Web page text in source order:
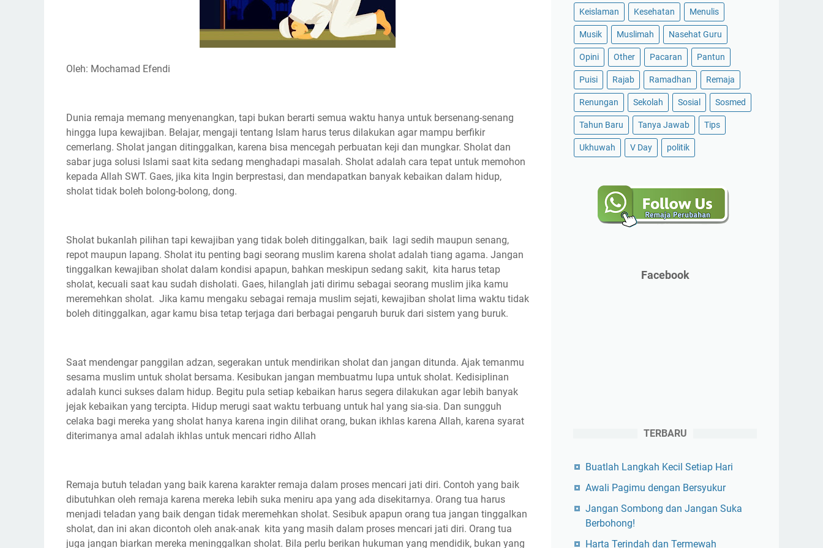
Oleh: Mochamad Efendi
Dunia remaja memang menyenangkan, tapi bukan berarti semua waktu hanya untuk bersenang-senang
hingga lupa kewajiban. Belajar, mengaji tentang Islam harus terus dilakukan agar mampu berfikir
cemerlang. Sholat jangan ditinggalkan, karena bisa mencegah perbuatan keji dan mungkar. Sholat dan
sabar juga solusi Islami saat kita sedang menghadapi masalah. Sholat adalah cara tepat untuk memohon
kepada Allah SWT. Gaes, jika kita Ingin berprestasi, dan mendapatkan banyak kebaikan dalam hidup,
sholat tidak boleh bolong-bolong, dong.
Sholat bukanlah pilihan tapi kewajiban yang tidak boleh ditinggalkan, baik lagi sedih maupun senang,
repot maupun lapang. Sholat itu penting bagi seorang muslim karena sholat adalah tiang agama. Jangan
tinggalkan kewajiban sholat dalam kondisi apapun, bahkan meskipun sedang sakit, kita harus tetap
sholat, kecuali saat kau sudah disholati. Gaes, hilanglah jati dirimu sebagai seorang muslim jika kamu
meremehkan sholat. Jika kamu mengaku sebagai remaja muslim sejati, kewajiban sholat lima waktu tidak
boleh ditinggalkan, agar kamu bisa tetap terjaga dari berbagai pengaruh buruk dari sistem yang buruk.
Saat mendengar panggilan adzan, segerakan untuk mendirikan sholat dan jangan ditunda. Ajak temanmu
sesama muslim untuk sholat bersama. Kesibukan jangan membuatmu lupa untuk sholat. Kedisiplinan
adalah kunci sukses dalam hidup. Begitu pula setiap kebaikan harus segera dilakukan agar lebih banyak
jejak kebaikan yang tercipta. Hidup merugi saat waktu terbuang untuk hal yang sia-sia. Dan sungguh
celaka bagi mereka yang sholat hanya karena ingin dilihat orang, bukan ikhlas karena Allah, karena syarat
diterimanya amal adalah ikhlas untuk mencari ridho Allah
Remaja butuh teladan yang baik karena karakter remaja dalam proses mencari jati diri. Contoh yang baik
dibutuhkan oleh remaja karena mereka lebih suka meniru apa yang ada disekitarnya. Orang tua harus
menjadi teladan yang baik dengan tidak meremehkan sholat. Sesibuk apapun orang tua jangan tinggalkan
sholat, dan ini akan dicontoh oleh anak-anak kita yang masih dalam proses mencari jati diri. Orang tua
juga jangan biarkan mereka meninggalkan sholat. Bila perlu berikan hukuman yang mendidik, bukan yang
Keislaman Kesehatan Menulis
Musik Muslimah Nasehat Guru
Opini Other Pacaran Pantun
Puisi Rajab Ramadhan Remaja
Renungan Sekolah Sosial Sosmed
Tahun Baru Tanya Jawab Tips
Ukhuwah V Day politik
Facebook
TERBARU
Buatlah Langkah Kecil Setiap Hari
Awali Pagimu dengan Bersyukur
Jangan Sombong dan Jangan Suka
Berbohong!
Harta Terindah dan Termewah